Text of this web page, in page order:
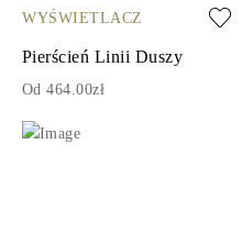
WYŚWIETLACZ
Pierścień Linii Duszy
Od 464.00zł